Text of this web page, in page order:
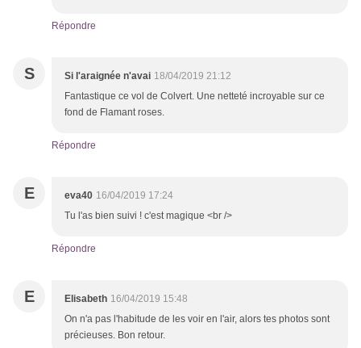
Répondre
S Si l'araignée n'avai 18/04/2019 21:12
Fantastique ce vol de Colvert. Une netteté incroyable sur ce
fond de Flamant roses.
Répondre
E eva40 16/04/2019 17:24
Tu l'as bien suivi ! c'est magique <br />
Répondre
E Elisabeth 16/04/2019 15:48
On n'a pas l'habitude de les voir en l'air, alors tes photos sont
précieuses. Bon retour.